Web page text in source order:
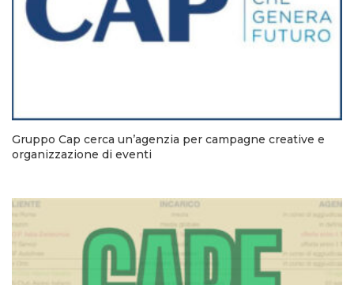
Gruppo Cap cerca un’agenzia per campagne creative e
organizzazione di eventi